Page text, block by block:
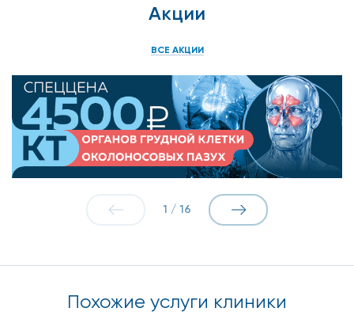
Акции
ВСЕ АКЦИИ
1 / 16
Похожие услуги клиники